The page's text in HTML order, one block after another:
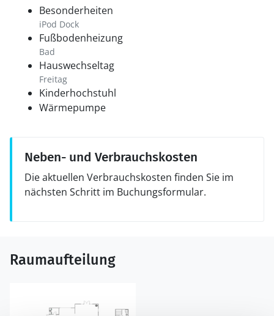
Besonderheiten
iPod Dock
Fußbodenheizung
Bad
Hauswechseltag
Freitag
Kinderhochstuhl
Wärmepumpe
Neben- und Verbrauchskosten
Die aktuellen Verbrauchskosten finden Sie im
nächsten Schritt im Buchungsformular.
Raumaufteilung